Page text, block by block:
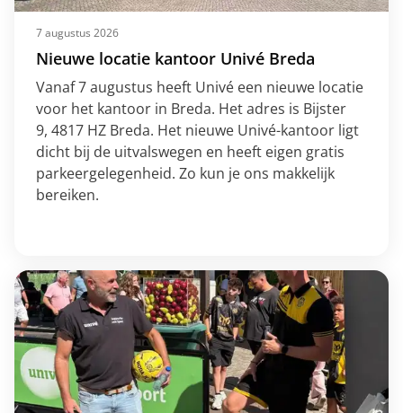
Nieuwe locatie kantoor Univé Breda
7 augustus 2026
Vanaf 7 augustus heeft Univé een nieuwe locatie
voor het kantoor in Breda. Het adres is Bijster
9, 4817 HZ Breda. Het nieuwe Univé-kantoor ligt
dicht bij de uitvalswegen en heeft eigen gratis
parkeergelegenheid. Zo kun je ons makkelijk
bereiken.